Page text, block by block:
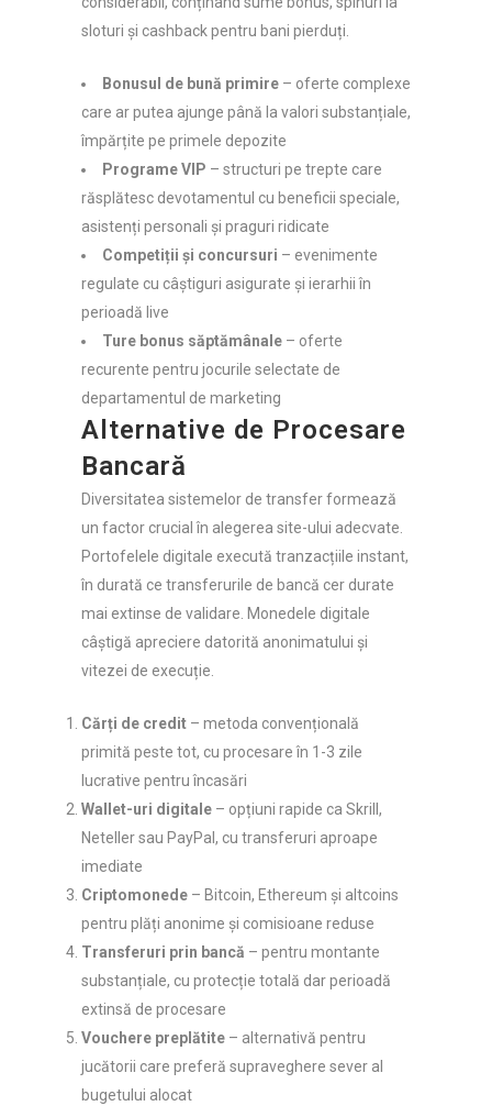
sloturi și cashback pentru bani pierduți.
Bonusul de bună primire – oferte complexe
care ar putea ajunge până la valori substanțiale,
împărțite pe primele depozite
Programe VIP – structuri pe trepte care
răsplătesc devotamentul cu beneficii speciale,
asistenți personali și praguri ridicate
Competiții și concursuri – evenimente
regulate cu câștiguri asigurate și ierarhii în
perioadă live
Ture bonus săptămânale – oferte
recurente pentru jocurile selectate de
departamentul de marketing
Alternative de Procesare
Bancară
Diversitatea sistemelor de transfer formează
un factor crucial în alegerea site-ului adecvate.
Portofelele digitale execută tranzacțiile instant,
în durată ce transferurile de bancă cer durate
mai extinse de validare. Monedele digitale
câștigă apreciere datorită anonimatului și
vitezei de execuție.
Cărți de credit – metoda convențională
primită peste tot, cu procesare în 1-3 zile
lucrative pentru încasări
Wallet-uri digitale – opțiuni rapide ca Skrill,
Neteller sau PayPal, cu transferuri aproape
imediate
Criptomonede – Bitcoin, Ethereum și altcoins
pentru plăți anonime și comisioane reduse
Transferuri prin bancă – pentru montante
substanțiale, cu protecție totală dar perioadă
extinsă de procesare
Vouchere preplătite – alternativă pentru
jucătorii care preferă supraveghere sever al
bugetului alocat